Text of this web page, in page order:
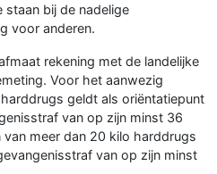
staan bij de nadelige
voor anderen.
rekening met de landelijke
Voor het aanwezig
geldt als oriëntatiepunt
van op zijn minst 36
meer dan 20 kilo harddrugs
van op zijn minst